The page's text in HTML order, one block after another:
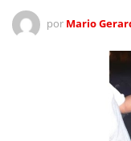
por Mario